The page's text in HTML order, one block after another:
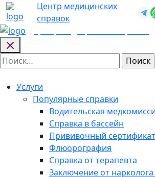
Skip
to
content
Центр медицинских
справок
Найти:
Услуги
Популярные справки
Водительская
Справка в бассейн
Прививочный
Флюорография
Справка от терапевта
Заключение от